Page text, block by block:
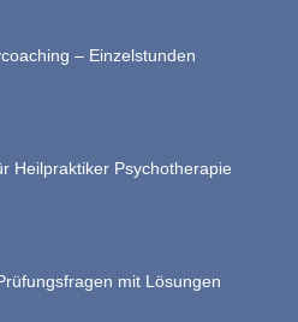
– Einzelstunden
Heilpraktiker Psychotherapie
mit Lösungen